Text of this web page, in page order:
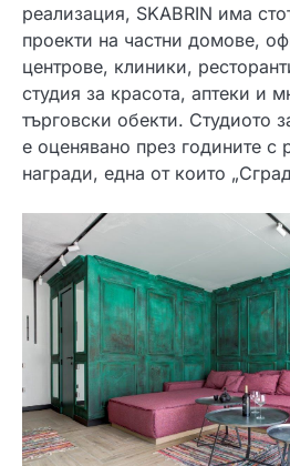
реализация, SKABRIN има
проекти на частни домове,
центрове, клиники,
студия за красота, аптеки и
търговски обекти. Студиото
е оценявано през годините с
награди, една от които